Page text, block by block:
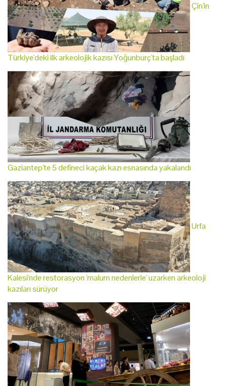
Çin'in
Türkiye'deki ilk arkeolojik kazısı Yoğunburç'ta başladı
Gaziantep'te 5 defineci kaçak kazı esnasında yakalandı
Urfa
Kalesi'nde restorasyon 'malum nedenlerle' uzarken arkeoloji
kazıları sürüyor